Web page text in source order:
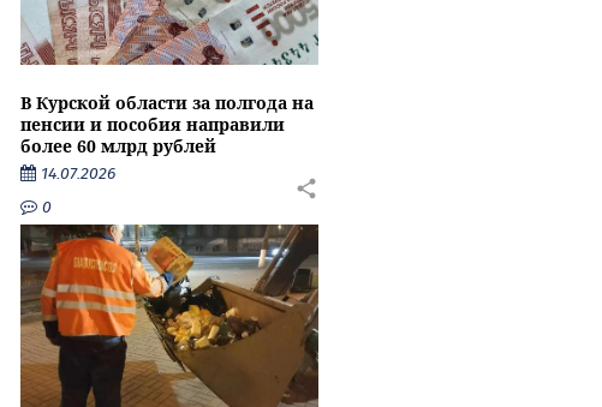
В Курской области за полгода на
пенсии и пособия направили
более 60 млрд рублей
14.07.2026
0